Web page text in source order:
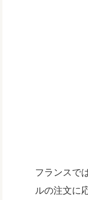
フランスで
ルの注文に